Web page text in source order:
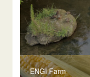
ENGI Farm